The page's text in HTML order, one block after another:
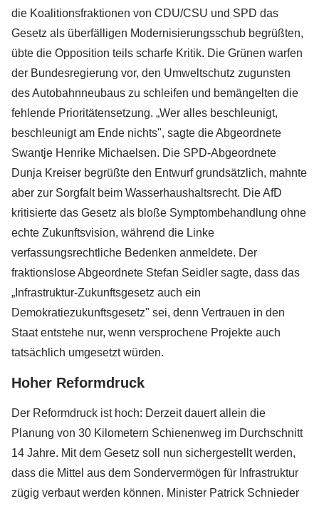
die Koalitionsfraktionen von CDU/CSU und SPD das
Gesetz als überfälligen Modernisierungsschub begrüßten,
übte die Opposition teils scharfe Kritik. Die Grünen warfen
der Bundesregierung vor, den Umweltschutz zugunsten
des Autobahnneubaus zu schleifen und bemängelten die
fehlende Prioritätensetzung. „Wer alles beschleunigt,
beschleunigt am Ende nichts", sagte die Abgeordnete
Swantje Henrike Michaelsen. Die SPD-Abgeordnete
Dunja Kreiser begrüßte den Entwurf grundsätzlich, mahnte
aber zur Sorgfalt beim Wasserhaushaltsrecht. Die AfD
kritisierte das Gesetz als bloße Symptombehandlung ohne
echte Zukunftsvision, während die Linke
verfassungsrechtliche Bedenken anmeldete. Der
fraktionslose Abgeordnete Stefan Seidler sagte, dass das
„Infrastruktur-Zukunftsgesetz auch ein
Demokratiezukunftsgesetz" sei, denn Vertrauen in den
Staat entstehe nur, wenn versprochene Projekte auch
tatsächlich umgesetzt würden.
Hoher Reformdruck
Der Reformdruck ist hoch: Derzeit dauert allein die
Planung von 30 Kilometern Schienenweg im Durchschnitt
14 Jahre. Mit dem Gesetz soll nun sichergestellt werden,
dass die Mittel aus dem Sondervermögen für Infrastruktur
zügig verbaut werden können. Minister Patrick Schnieder